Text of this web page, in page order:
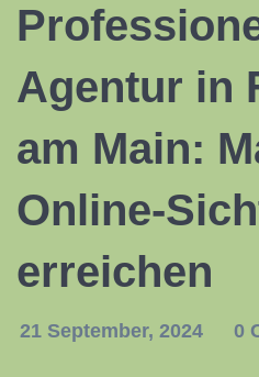
Agentur in
am Main:
Online-
erreichen
21 September, 2024 0